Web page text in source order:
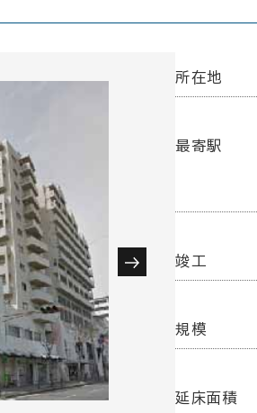
所在地
最寄駅
竣工
規模
延床面積